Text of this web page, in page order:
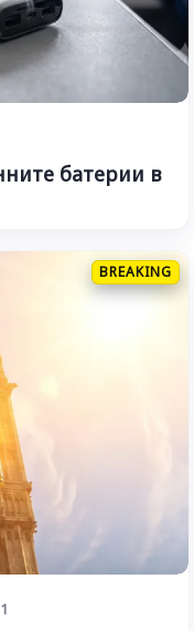
батерии в
BREAKING